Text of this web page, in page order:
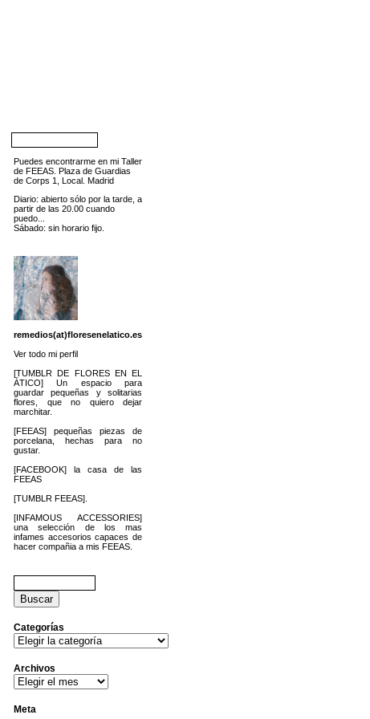
Puedes encontrarme en mi Taller
de FEEAS. Plaza de Guardias
de Corps 1, Local. Madrid
Diario: abierto sólo por la tarde, a
partir de las 20.00 cuando
puedo...
Sábado: sin horario fijo.
remedios(at)floresenelatico.es
Ver todo mi perfil
[TUMBLR DE FLORES EN EL
ÁTICO] Un espacio para
guardar pequeñas y solitarias
flores, que no quiero dejar
marchitar.
[FEEAS] pequeñas piezas de
porcelana, hechas para no
gustar.
[FACEBOOK] la casa de las
FEEAS
[TUMBLR FEEAS].
[INFAMOUS ACCESSORIES]
una selección de los mas
infames accesorios capaces de
hacer compañia a mis FEEAS.
Buscar:
Categorías
Categorías
Archivos
Archivos
Meta